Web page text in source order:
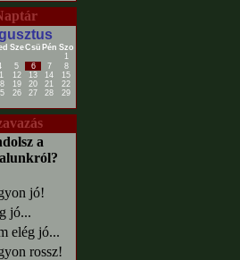
SzeCsü Pén Szo
1
5 6 7
8
12 13 14
15
19 20 21
22
26 27 28
29
a
jó!
jó...
elég jó...
rossz!